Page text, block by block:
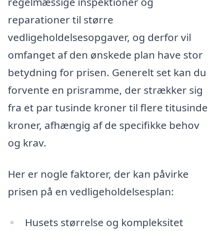
reparationer til større
vedligeholdelsesopgaver, og derfor vil
omfanget af den ønskede plan have stor
betydning for prisen. Generelt set kan du
forvente en prisramme, der strækker sig
fra et par tusinde kroner til flere titusinde
kroner, afhængig af de specifikke behov
og krav.
Her er nogle faktorer, der kan påvirke
prisen på en vedligeholdelsesplan:
Husets størrelse og kompleksitet